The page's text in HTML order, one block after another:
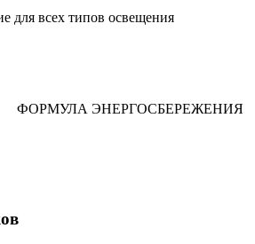
для всех типов освещения
ФОРМУЛА ЭНЕРГОСБЕРЕЖЕНИЯ